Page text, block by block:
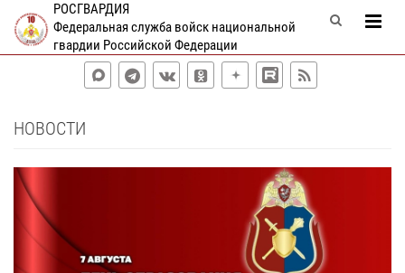
РОСГВАРДИЯ
Федеральная служба войск национальной
гвардии Российской Федерации
НОВОСТИ